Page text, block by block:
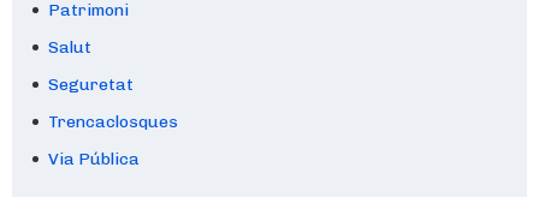
Patrimoni
Salut
Seguretat
Trencaclosques
Via Pública